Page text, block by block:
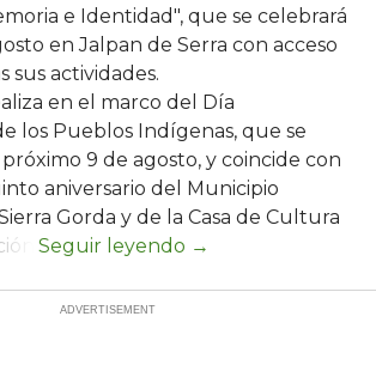
e Identidad", que se celebrará
en Jalpan de Serra con acceso
sus actividades.
en el marco del Día
los Pueblos Indígenas, que se
9 de agosto, y coincide con
aniversario del Municipio
Gorda y de la Casa de Cultura